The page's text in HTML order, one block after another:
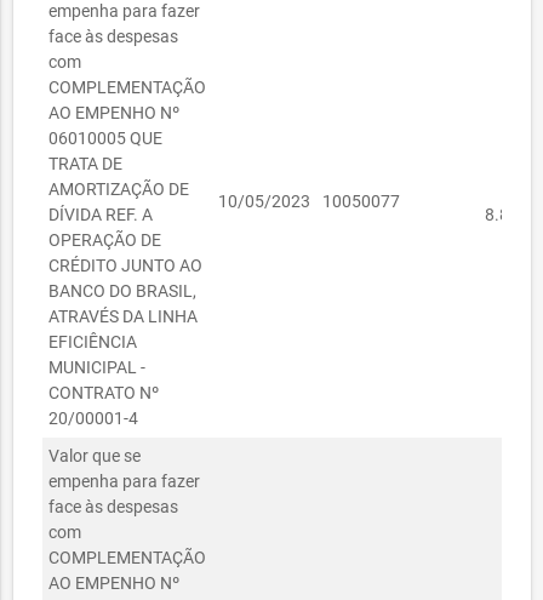
empenha para fazer
face às despesas
com
COMPLEMENTAÇÃO
AO EMPENHO Nº
06010005 QUE
TRATA DE
AMORTIZAÇÃO DE
DÍVIDA REF. A
OPERAÇÃO DE
CRÉDITO JUNTO AO
BANCO DO BRASIL,
ATRAVÉS DA LINHA
EFICIÊNCIA
MUNICIPAL -
CONTRATO Nº
20/00001-4
10/05/2023 10050077
Valor que se
empenha para fazer
face às despesas
com
COMPLEMENTAÇÃO
AO EMPENHO Nº